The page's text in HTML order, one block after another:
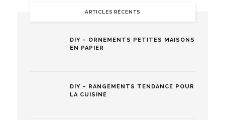
ARTICLES RÉCENTS
DIY – ORNEMENTS PETITES MAISONS
EN PAPIER
DIY – RANGEMENTS TENDANCE POUR
LA CUISINE